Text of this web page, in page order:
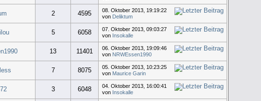
2 4595
08. Oktober 2013, 19:19:22
von Deliktum
5 6058
07. Oktober 2013, 09:03:27
von Insokalle
13 11401
06. Oktober 2013, 19:09:46
von NRWEssen1990
7 8075
05. Oktober 2013, 10:23:25
von Maurice Garin
3 6048
04. Oktober 2013, 16:00:41
von Insokalle